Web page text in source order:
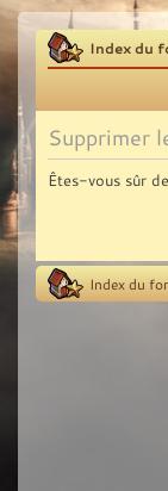
Index du
Supprimer
Êtes-vous sûr
Index du